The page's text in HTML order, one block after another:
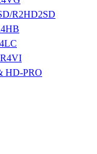
R2HD2SD
HD-PRO